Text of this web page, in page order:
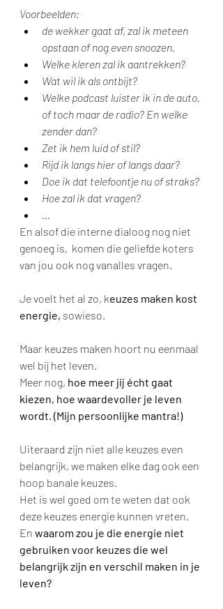
Voorbeelden:
de wekker gaat af, zal ik meteen
opstaan of nog even snoozen.
Welke kleren zal ik aantrekken?
Wat wil ik als ontbijt?
Welke podcast luister ik in de auto,
of toch maar de radio? En welke
zender dan?
Zet ik hem luid of stil?
Rijd ik langs hier of langs daar?
Doe ik dat telefoontje nu of straks?
Hoe zal ik dat vragen?
...
En alsof die interne dialoog nog niet
genoeg is,  komen die geliefde koters
van jou ook nog vanalles vragen.
Je voelt het al zo, keuzes maken kost
energie, sowieso.
Maar keuzes maken hoort nu eenmaal
wel bij het leven.
Meer nog, hoe meer jij écht gaat
kiezen, hoe waardevoller je leven
wordt. (Mijn persoonlijke mantra!)
Uiteraard zijn niet alle keuzes even
belangrijk, we maken elke dag ook een
hoop banale keuzes.
Het is wel goed om te weten dat ook
deze keuzes energie kunnen vreten.
En waarom zou je die energie niet
gebruiken voor keuzes die wel
belangrijk zijn en verschil maken in je
leven?